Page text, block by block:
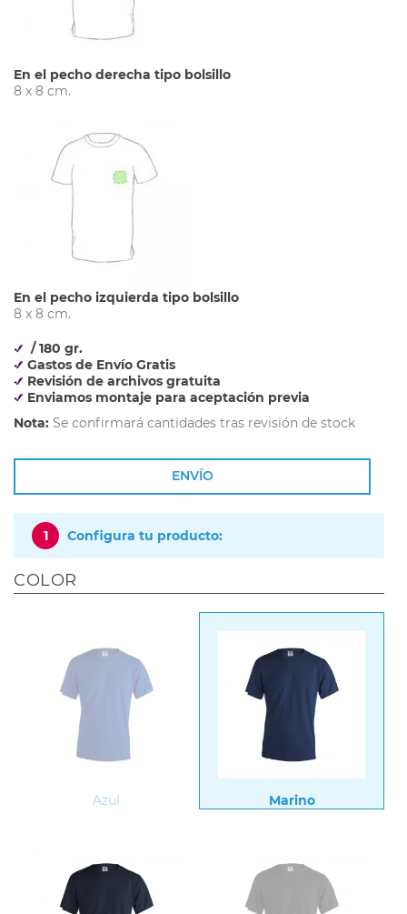
En el pecho derecha tipo bolsillo
8 x 8 cm.
En el pecho izquierda tipo bolsillo
8 x 8 cm.
/ 180 gr.
Gastos de Envío Gratis
Revisión de archivos gratuita
Enviamos montaje para aceptación previa
Nota: Se confirmará cantidades tras revisión de stock
ENVÍO
1 Configura tu producto:
COLOR
Azul Marino